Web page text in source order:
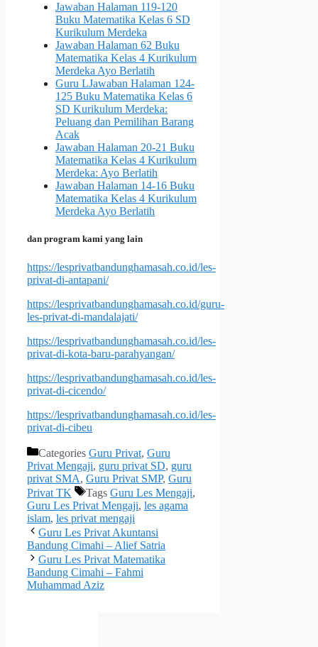
Jawaban Halaman 119-120
Buku Matematika Kelas 6 SD
Kurikulum Merdeka
Jawaban Halaman 62 Buku
Matematika Kelas 4 Kurikulum
Merdeka Ayo Berlatih
Guru LJawaban Halaman 124-
125 Buku Matematika Kelas 6
SD Kurikulum Merdeka:
Peluang dan Pemilihan Barang
Acak
Jawaban Halaman 20-21 Buku
Matematika Kelas 4 Kurikulum
Merdeka: Ayo Berlatih
Jawaban Halaman 14-16 Buku
Matematika Kelas 4 Kurikulum
Merdeka Ayo Berlatih
dan program kami yang lain
https://lesprivatbandunghamasah.co.id/les-
privat-di-antapani/
https://lesprivatbandunghamasah.co.id/guru-
les-privat-di-mandalajati/
https://lesprivatbandunghamasah.co.id/les-
privat-di-kota-baru-parahyangan/
https://lesprivatbandunghamasah.co.id/les-
privat-di-cicendo/
https://lesprivatbandunghamasah.co.id/les-
privat-di-cibeu
Categories Guru Privat, Guru
Privat Mengaji, guru privat SD, guru
privat SMA, Guru Privat SMP, Guru
Privat TK
Tags Guru Les Mengaji,
Guru Les Privat Mengaji, les agama
islam, les privat mengaji
Guru Les Privat Akuntansi
Bandung Cimahi – Alief Satria
Guru Les Privat Matematika
Bandung Cimahi – Fahmi
Muhammad Aziz